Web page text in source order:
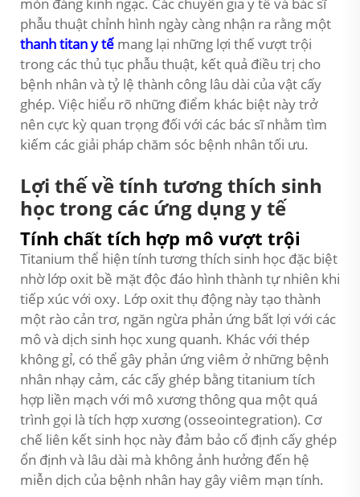
phẫu thuật chỉnh hình ngày càng nhận ra rằng một
thanh titan y tế mang lại những lợi thế vượt trội
trong các thủ tục phẫu thuật, kết quả điều trị cho
bệnh nhân và tỷ lệ thành công lâu dài của vật cấy
ghép. Việc hiểu rõ những điểm khác biệt này trở
nên cực kỳ quan trọng đối với các bác sĩ nhằm tìm
kiếm các giải pháp chăm sóc bệnh nhân tối ưu.
Lợi thế về tính tương thích sinh
học trong các ứng dụng y tế
Tính chất tích hợp mô vượt trội
Titanium thể hiện tính tương thích sinh học đặc biệt
nhờ lớp oxit bề mặt độc đáo hình thành tự nhiên khi
tiếp xúc với oxy. Lớp oxit thụ động này tạo thành
một rào cản trơ, ngăn ngừa phản ứng bất lợi với các
mô và dịch sinh học xung quanh. Khác với thép
không gỉ, có thể gây phản ứng viêm ở những bệnh
nhân nhạy cảm, các cấy ghép bằng titanium tích
hợp liền mạch với mô xương thông qua một quá
trình gọi là tích hợp xương (osseointegration). Cơ
chế liên kết sinh học này đảm bảo cố định cấy ghép
ổn định và lâu dài mà không ảnh hưởng đến hệ
miễn dịch của bệnh nhân hay gây viêm mạn tính.